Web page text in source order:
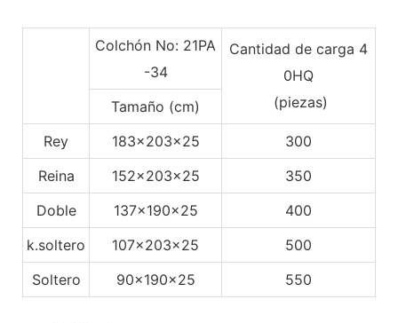
Colchón No: 21PA
-34
Cantidad de carga 4
0HQ
(piezas)
Tamaño (cm)
Rey
183x203x25
300
Reina
152x203x25
350
Doble
137x190x25
400
k.soltero
107x203x25
500
Soltero
90x190x25 550